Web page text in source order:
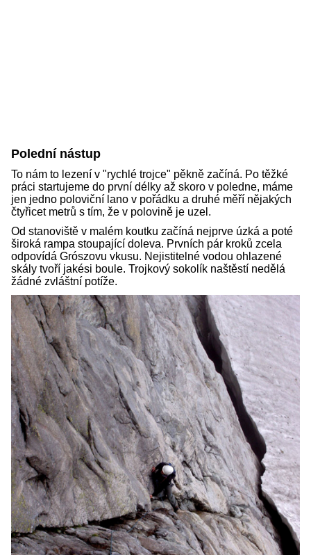
Polední nástup
To nám to lezení v "rychlé trojce" pěkně začíná. Po těžké
práci startujeme do první délky až skoro v poledne, máme
jen jedno poloviční lano v pořádku a druhé měří nějakých
čtyřicet metrů s tím, že v polovině je uzel.
Od stanoviště v malém koutku začíná nejprve úzká a poté
široká rampa stoupající doleva. Prvních pár kroků zcela
odpovídá Grószovu vkusu. Nejistitelné vodou ohlazené
skály tvoří jakési boule. Trojkový sokolík naštěstí nedělá
žádné zvláštní potíže.